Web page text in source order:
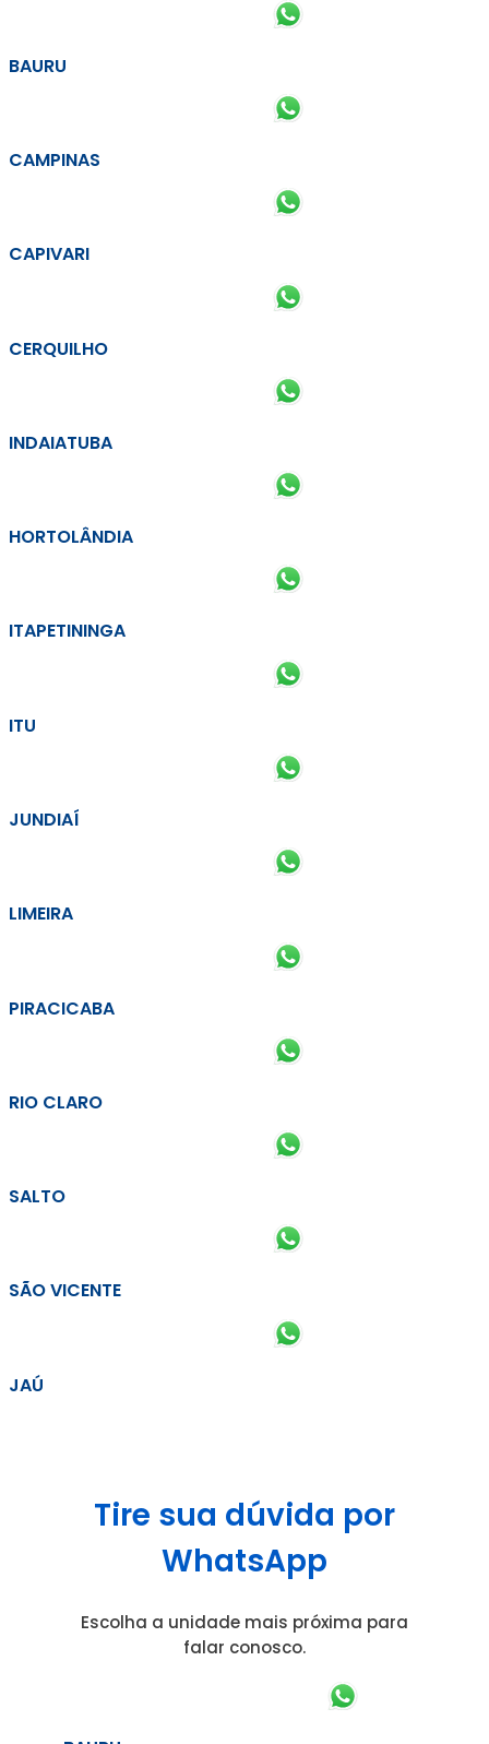
BAURU
CAMPINAS
CAPIVARI
CERQUILHO
INDAIATUBA
HORTOLÂNDIA
ITAPETININGA
ITU
JUNDIAÍ
LIMEIRA
PIRACICABA
RIO CLARO
SALTO
SÃO VICENTE
JAÚ
Tire sua dúvida por
WhatsApp
Escolha a unidade mais próxima para
falar conosco.